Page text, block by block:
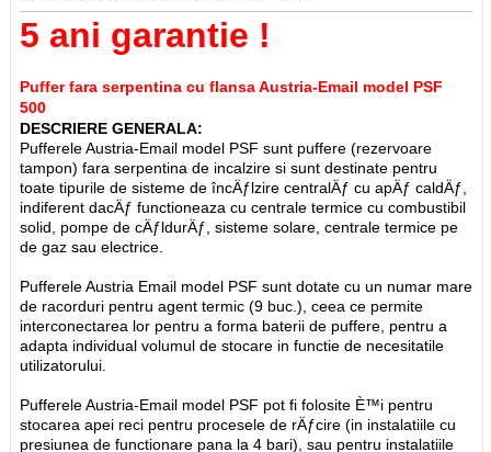
5 ani garantie !
Puffer fara serpentina cu flansa Austria-Email model PSF
500
DESCRIERE GENERALA:
Pufferele Austria-Email model PSF sunt puffere (rezervoare
tampon) fara serpentina de incalzire si sunt destinate pentru
toate tipurile de sisteme de încÄƒlzire centralÄƒ cu apÄƒ caldÄƒ,
indiferent dacÄƒ functioneaza cu centrale termice cu combustibil
solid, pompe de cÄƒldurÄƒ, sisteme solare, centrale termice pe
de gaz sau electrice.
Pufferele Austria Email model PSF sunt dotate cu un numar mare
de racorduri pentru agent termic (9 buc.), ceea ce permite
interconectarea lor pentru a forma baterii de puffere, pentru a
adapta individual volumul de stocare in functie de necesitatile
utilizatorului.
Pufferele Austria-Email model PSF pot fi folosite È™i pentru
stocarea apei reci pentru procesele de rÄƒcire (in instalatiile cu
presiunea de functionare pana la 4 bari), sau pentru instalatiile